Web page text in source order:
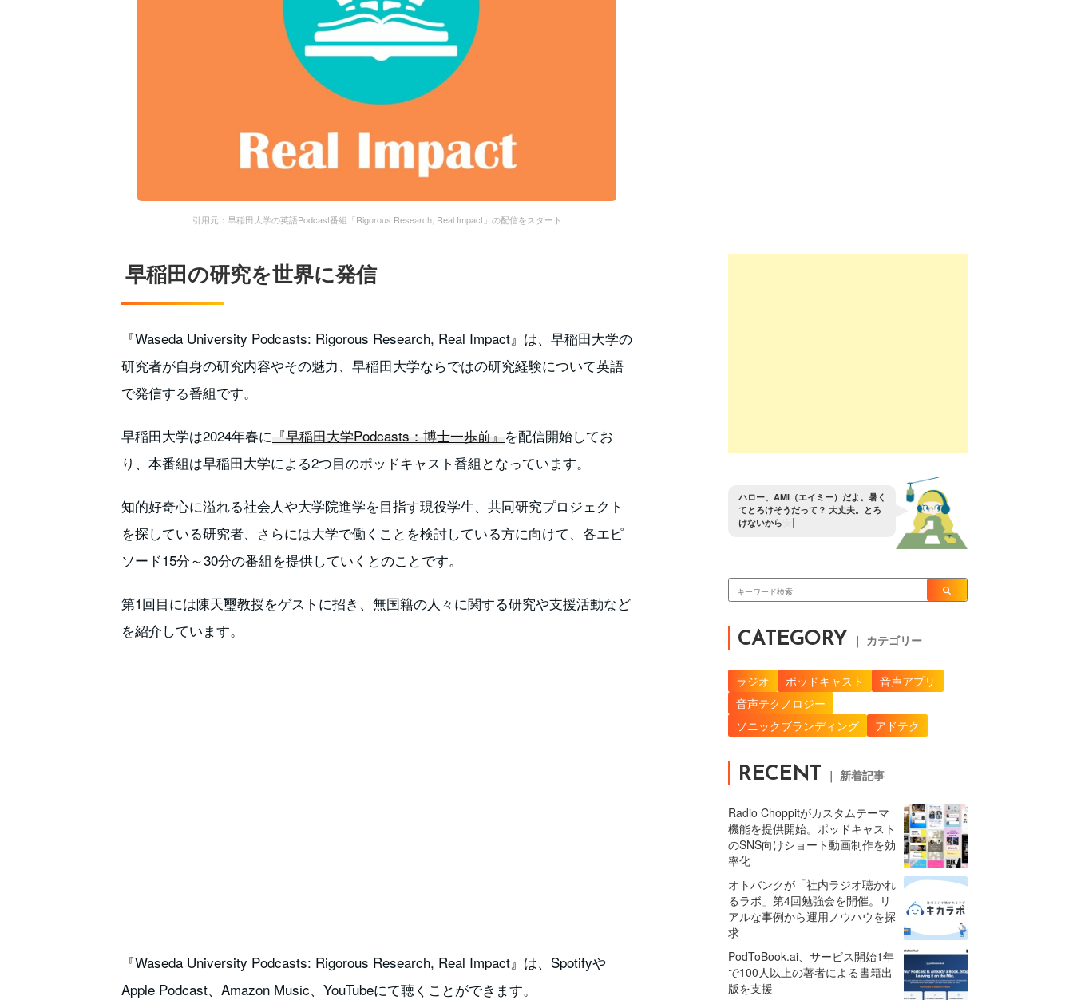
引用元：早稲田大学の英語Podcast番組「Rigorous Research, Real Impact」の配信をスタート
早稲田の研究を世界に発信
『Waseda University Podcasts: Rigorous Research, Real Impact』は、早稲田大学の
研究者が自身の研究内容やその魅力、早稲田大学ならではの研究経験について英語
で発信する番組です。
早稲田大学は2024年春に 『早稲田大学Podcasts：博士一歩前』 を配信開始してお
り、本番組は早稲田大学による2つ目のポッドキャスト番組となっています。
知的好奇心に溢れる社会人や大学院進学を目指す現役学生、共同研究プロジェクト
を探している研究者、さらには大学で働くことを検討している方に向けて、各エピ
ソード15分～30分の番組を提供していくとのことです。
第1回目には陳天璽教授をゲストに招き、無国籍の人々に関する研究や支援活動など
を紹介しています。
『Waseda University Podcasts: Rigorous Research, Real Impact』は、Spotifyや
Apple Podcast、Amazon Music、YouTubeにて聴くことができます。
ハロー、 AMI（エイ ミ ー） だよ 。 暑く
て と ろけそうだって ？ 大丈夫。 と ろ
けないから
CATEGORY ｜ カテゴリー
ラジオ ポッドキャスト
音声アプリ
音声テクノロジー
ソニックブランディング
アドテク
RECENT ｜ 新着記事
Radio Choppitがカスタムテーマ
機能を提供開始。ポッドキャスト
のSNS向けショート動画制作を効
率化
オトバンクが「社内ラジオ聴かれ
るラボ」第4回勉強会を開催。リ
アルな事例から運用ノウハウを探
求
PodToBook.ai、サービス開始1年
で100人以上の著者による書籍出
版を支援